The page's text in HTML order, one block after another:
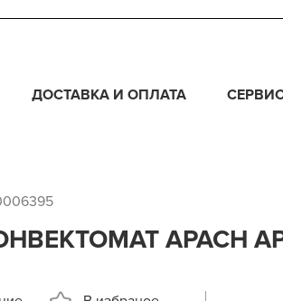
ДОСТАВКА И ОПЛАТА
APACH